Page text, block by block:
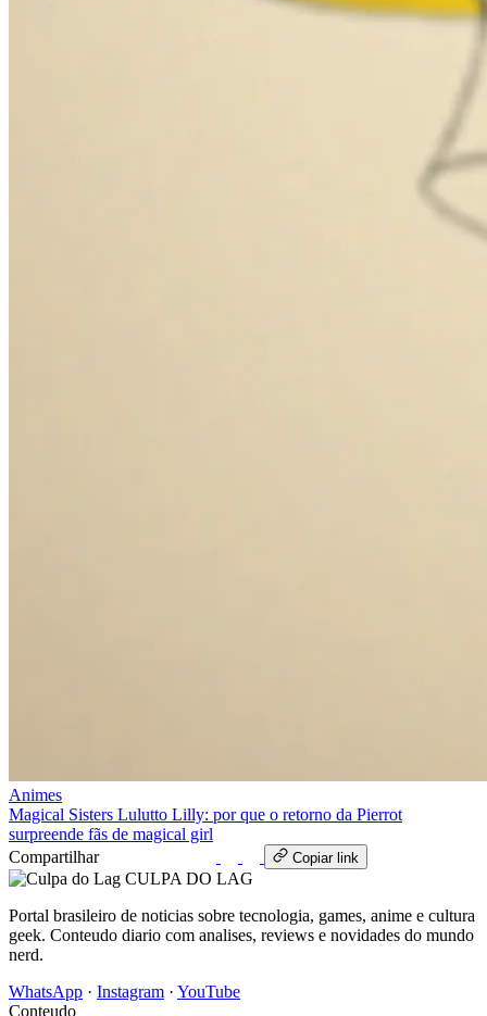
Animes
Magical Sisters Lulutto Lilly: por que o retorno da Pierrot
surpreende fãs de magical girl
Compartilhar
Copiar link
CULPA DO LAG
Portal brasileiro de noticias sobre tecnologia, games, anime e cultura
geek. Conteudo diario com analises, reviews e novidades do mundo
nerd.
WhatsApp · Instagram · YouTube
Conteudo